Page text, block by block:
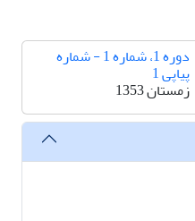
دوره 1، شماره 1 - شماره
پیاپی 1
زمستان 1353